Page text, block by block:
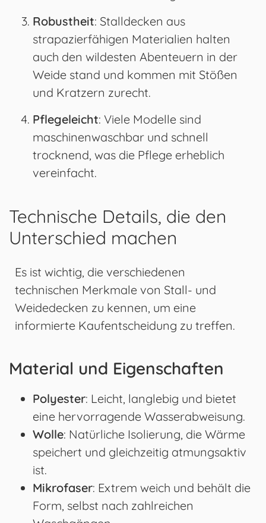
Robustheit: Stalldecken aus
strapazierfähigen Materialien halten
auch den wildesten Abenteuern in der
Weide stand und kommen mit Stößen
und Kratzern zurecht.
Pflegeleicht: Viele Modelle sind
maschinenwaschbar und schnell
trocknend, was die Pflege erheblich
vereinfacht.
Technische Details, die den
Unterschied machen
Es ist wichtig, die verschiedenen
technischen Merkmale von Stall- und
Weidedecken zu kennen, um eine
informierte Kaufentscheidung zu treffen.
Material und Eigenschaften
Polyester: Leicht, langlebig und bietet
eine hervorragende Wasserabweisung.
Wolle: Natürliche Isolierung, die Wärme
speichert und gleichzeitig atmungsaktiv
ist.
Mikrofaser: Extrem weich und behält die
Form, selbst nach zahlreichen